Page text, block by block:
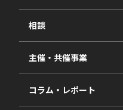
2026年度
2025年度
2024年度
2023年度
過去の採択一覧
相談
視察・ヒアリング・研究
相談依頼フォーム
主催・共催事業
コラム・レポート